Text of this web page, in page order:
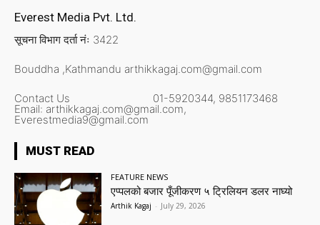
Everest Media Pvt. Ltd.
सूचना विभाग दर्ता नंः 3422
Bouddha ,Kathmandu arthikkagaj.com@gmail.com
Contact Us 01-5920344, 9851173468
Email: arthikkagaj.com@gmail.com,
Everestmedia9@gmail.com
MUST READ
FEATURE NEWS
एप्पलको बजार पूँजीकरण ५ ट्रिलियन डलर नाघ्यो
Arthik Kagaj - July 29, 2026